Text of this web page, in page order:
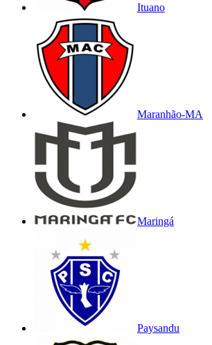
Ituano
Maranhão-MA
Maringá
Paysandu